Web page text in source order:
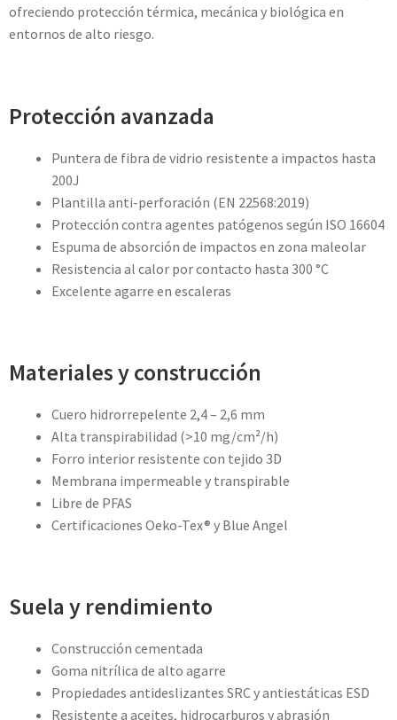
ofreciendo protección térmica, mecánica y biológica en
entornos de alto riesgo.
Protección avanzada
Puntera de fibra de vidrio resistente a impactos hasta
200J
Plantilla anti-perforación (EN 22568:2019)
Protección contra agentes patógenos según ISO 16604
Espuma de absorción de impactos en zona maleolar
Resistencia al calor por contacto hasta 300 °C
Excelente agarre en escaleras
Materiales y construcción
Cuero hidrorrepelente 2,4 – 2,6 mm
Alta transpirabilidad (>10 mg/cm²/h)
Forro interior resistente con tejido 3D
Membrana impermeable y transpirable
Libre de PFAS
Certificaciones Oeko-Tex® y Blue Angel
Suela y rendimiento
Construcción cementada
Goma nitrílica de alto agarre
Propiedades antideslizantes SRC y antiestáticas ESD
Resistente a aceites, hidrocarburos y abrasión